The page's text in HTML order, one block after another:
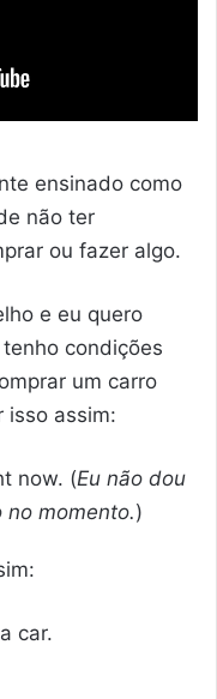
ensinado como
não ter
ou fazer algo.
e eu quero
condições
um carro
isso assim:
now. (Eu não dou
no momento.)
car.